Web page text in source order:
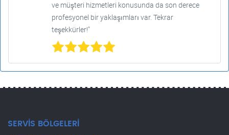
ve müşteri hizmetleri konusunda da son derece
profesyonel bir yaklaşımları var. Tekrar
teşekkürler!"
SERVİS BÖLGELERİ